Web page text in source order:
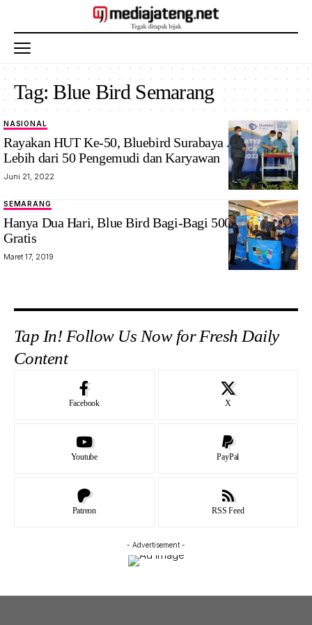
Tag:Blue Bird Semarang
NASIONAL
Rayakan HUT Ke-50, Bluebird Surabaya Apresiasi
Lebih dari 50 Pengemudi dan Karyawan
Juni 21, 2022
SEMARANG
Hanya Dua Hari, Blue Bird Bagi-Bagi 500 Voucher
Gratis
Maret 17, 2019
Tap In! Follow Us Now for Fresh Daily
Content
Facebook X
Youtube PayPal
Patreon RSS Feed
- Advertisement -